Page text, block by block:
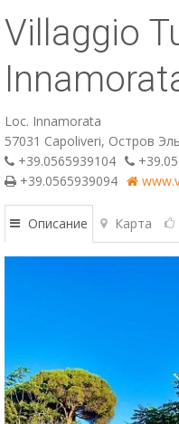
Villaggio
Loc. Innamorata
57031 Capoliveri, Остров
+39.0565939104
+39.0565939094
Описание Карта